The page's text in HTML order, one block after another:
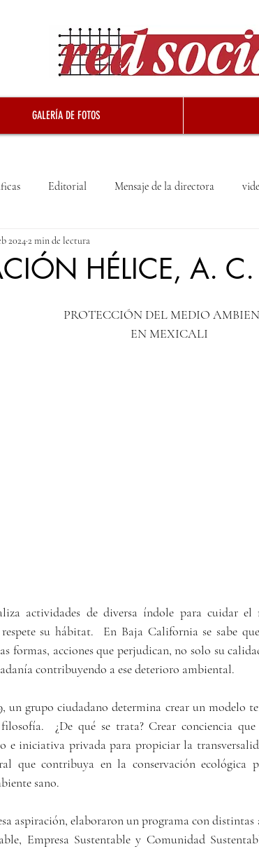
GALERÍA DE FOTOS
Editorial Mensaje de la directora
HÉLICE, A. C.
20242 min de lectura
PROTECCIÓN DEL MEDIO
EN MEXICALI
actividades de diversa índole para cuidar
su hábitat.  En Baja California se sabe
formas, acciones que perjudican, no solo su
contribuyendo a ese deterioro ambiental.
un grupo ciudadano determina crear un modelo
¿De qué se trata? Crear conciencia
e iniciativa privada para propiciar la
que contribuya en la conservación ecológica
sano.
aspiración, elaboraron un programa con
Empresa Sustentable y Comunidad